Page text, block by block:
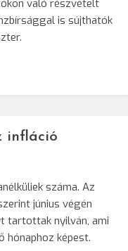
való részvételt
is sújthatók
infláció
száma. Az
június végén
tartottak nyilván, ami
hónaphoz képest.